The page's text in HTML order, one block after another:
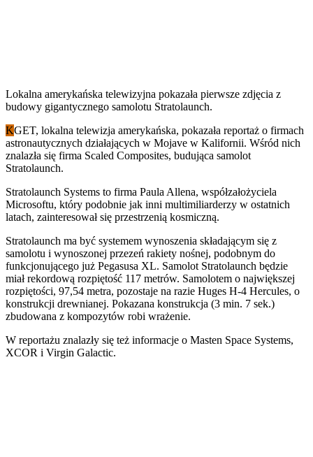
Lokalna amerykańska telewizyjna pokazała pierwsze zdjęcia z
budowy gigantycznego samolotu Stratolaunch.
KGET, lokalna telewizja amerykańska, pokazała reportaż o firmach
astronautycznych działających w Mojave w Kalifornii. Wśród nich
znalazła się firma Scaled Composites, budująca samolot
Stratolaunch.
Stratolaunch Systems to firma Paula Allena, współzałożyciela
Microsoftu, który podobnie jak inni multimiliarderzy w ostatnich
latach, zainteresował się przestrzenią kosmiczną.
Stratolaunch ma być systemem wynoszenia składającym się z
samolotu i wynoszonej przezeń rakiety nośnej, podobnym do
funkcjonującego już Pegasusa XL. Samolot Stratolaunch będzie
miał rekordową rozpiętość 117 metrów. Samolotem o największej
rozpiętości, 97,54 metra, pozostaje na razie Huges H-4 Hercules, o
konstrukcji drewnianej. Pokazana konstrukcja (3 min. 7 sek.)
zbudowana z kompozytów robi wrażenie.
W reportażu znalazły się też informacje o Masten Space Systems,
XCOR i Virgin Galactic.